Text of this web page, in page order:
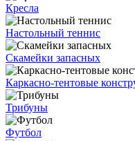
Кресла
Настольный теннис
Скамейки запасных
Каркасно-тентовые
Трибуны
Футбол